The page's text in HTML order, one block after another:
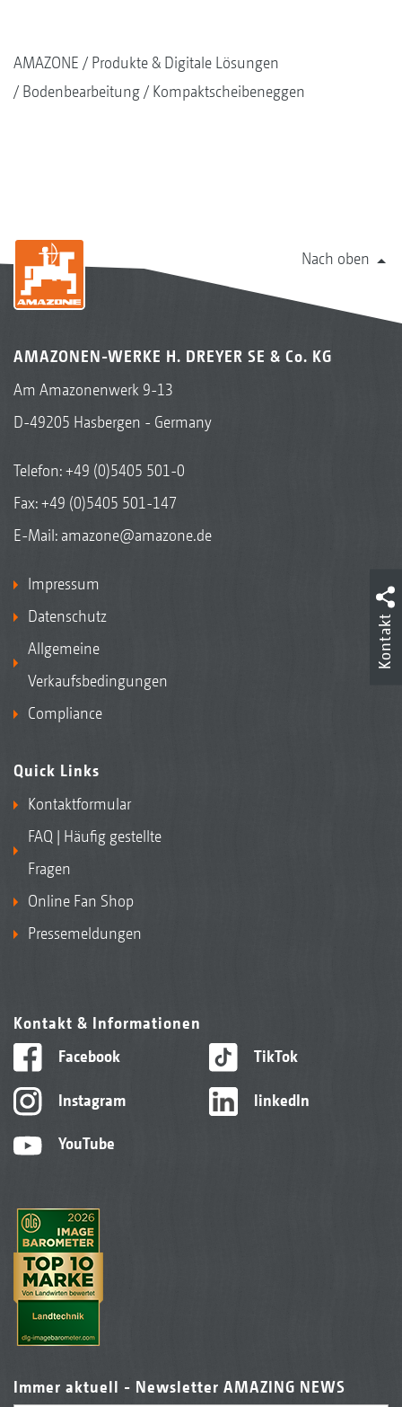
AMAZONE
Produkte & Digitale Lösungen
Bodenbearbeitung
Kompaktscheibeneggen
Nach oben
AMAZONEN-WERKE H. DREYER SE & Co. KG
Am Amazonenwerk 9-13
D-49205 Hasbergen - Germany
Telefon:+49 (0)5405 501-0
Fax: +49 (0)5405 501-147
E-Mail: amazone@amazone.de
Impressum
Datenschutz
Allgemeine
Verkaufsbedingungen
Compliance
Quick Links
Kontaktformular
FAQ | Häufig gestellte
Fragen
Online Fan Shop
Pressemeldungen
Kontakt & Informationen
Facebook
Instagram
YouTube
TikTok
linkedIn
Immer aktuell - Newsletter AMAZING NEWS
Kontakt